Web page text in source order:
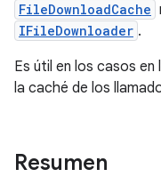
FileDownloadCache
IFileDownloader .
Es útil en los casos
la caché de los
Resumen